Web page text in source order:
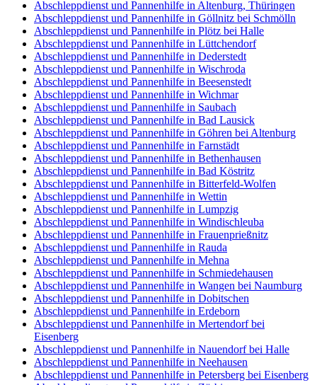
Abschleppdienst und Pannenhilfe in Altenburg, Thüringen
Abschleppdienst und Pannenhilfe in Göllnitz bei Schmölln
Abschleppdienst und Pannenhilfe in Plötz bei Halle
Abschleppdienst und Pannenhilfe in Lüttchendorf
Abschleppdienst und Pannenhilfe in Dederstedt
Abschleppdienst und Pannenhilfe in Wischroda
Abschleppdienst und Pannenhilfe in Beesenstedt
Abschleppdienst und Pannenhilfe in Wichmar
Abschleppdienst und Pannenhilfe in Saubach
Abschleppdienst und Pannenhilfe in Bad Lausick
Abschleppdienst und Pannenhilfe in Göhren bei Altenburg
Abschleppdienst und Pannenhilfe in Farnstädt
Abschleppdienst und Pannenhilfe in Bethenhausen
Abschleppdienst und Pannenhilfe in Bad Köstritz
Abschleppdienst und Pannenhilfe in Bitterfeld-Wolfen
Abschleppdienst und Pannenhilfe in Wettin
Abschleppdienst und Pannenhilfe in Lumpzig
Abschleppdienst und Pannenhilfe in Windischleuba
Abschleppdienst und Pannenhilfe in Frauenprießnitz
Abschleppdienst und Pannenhilfe in Rauda
Abschleppdienst und Pannenhilfe in Mehna
Abschleppdienst und Pannenhilfe in Schmiedehausen
Abschleppdienst und Pannenhilfe in Wangen bei Naumburg
Abschleppdienst und Pannenhilfe in Dobitschen
Abschleppdienst und Pannenhilfe in Erdeborn
Abschleppdienst und Pannenhilfe in Mertendorf bei
Eisenberg
Abschleppdienst und Pannenhilfe in Nauendorf bei Halle
Abschleppdienst und Pannenhilfe in Neehausen
Abschleppdienst und Pannenhilfe in Petersberg bei Eisenberg